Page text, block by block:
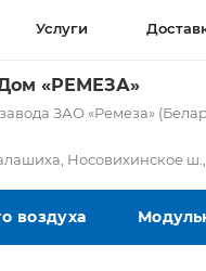
Услуги
«РЕМЕЗА»
ЗАО «Ремеза»
Носовихинское ш.,
воздуха